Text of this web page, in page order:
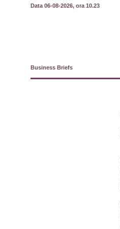
Data 06-08-2026, ora 10.23
Business Briefs